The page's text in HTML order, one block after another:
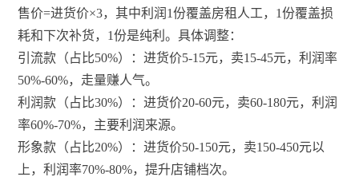
售价=进货价×3，其中利润1份覆盖房租人工，1份覆盖损
耗和下次补货，1份是纯利。具体调整：
引流款（占比50%）：进货价5-15元，卖15-45元，利润率
50%-60%，走量赚人气。
利润款（占比30%）：进货价20-60元，卖60-180元，利润
率60%-70%，主要利润来源。
形象款（占比20%）：进货价50-150元，卖150-450元以
上，利润率70%-80%，提升店铺档次。